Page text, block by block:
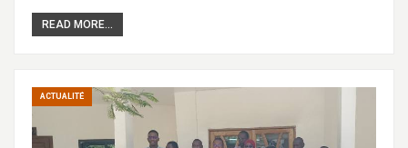
READ MORE...
ACTUALITÉ